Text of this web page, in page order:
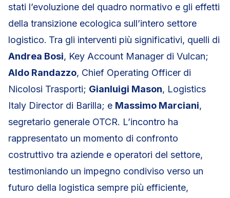
stati l’evoluzione del quadro normativo e gli effetti
della transizione ecologica sull’intero settore
logistico. Tra gli interventi più significativi, quelli di
Andrea Bosi, Key Account Manager di Vulcan;
Aldo Randazzo, Chief Operating Officer di
Nicolosi Trasporti; Gianluigi Mason, Logistics
Italy Director di Barilla; e Massimo Marciani,
segretario generale OTCR. L’incontro ha
rappresentato un momento di confronto
costruttivo tra aziende e operatori del settore,
testimoniando un impegno condiviso verso un
futuro della logistica sempre più efficiente,